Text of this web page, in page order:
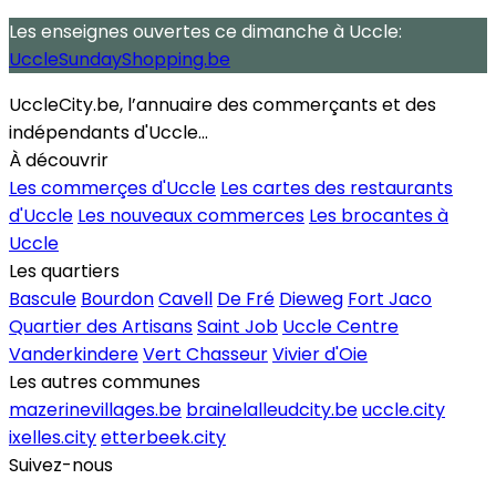
Les enseignes ouvertes ce dimanche à Uccle:
UccleSundayShopping.be
UccleCity.be, l’annuaire des commerçants et des
indépendants d'Uccle...
À découvrir
Les commerçes d'Uccle Les cartes des restaurants
d'Uccle Les nouveaux commerces Les brocantes à
Uccle
Les quartiers
Bascule BourdonCavell De Fré Dieweg Fort Jaco
Quartier des ArtisansSaint Job Uccle Centre
VanderkindereVert ChasseurVivier d'Oie
Les autres communes
mazerinevillages.be brainelalleudcity.beuccle.city
ixelles.cityetterbeek.city
Suivez-nous